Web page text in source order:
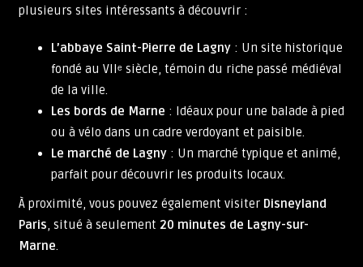
plusieurs sites intéressants à découvrir :
L’abbaye Saint-Pierre de Lagny : Un site historique
fondé au VIIᵉ siècle, témoin du riche passé médiéval
de la ville.
Les bords de Marne : Idéaux pour une balade à pied
ou à vélo dans un cadre verdoyant et paisible.
Le marché de Lagny : Un marché typique et animé,
parfait pour découvrir les produits locaux.
À proximité, vous pouvez également visiter Disneyland
Paris, situé à seulement 20 minutes de Lagny-sur-
Marne.